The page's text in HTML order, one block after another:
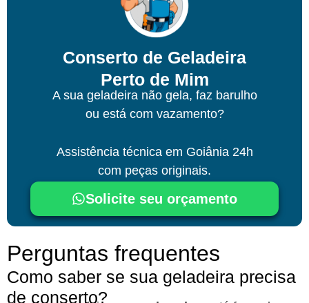
Conserto de Geladeira
Perto de Mim
A sua geladeira não gela, faz barulho
ou está com vazamento?
Assistência técnica em Goiânia24h
com peças originais.
Solicite seu orçamento
Perguntas frequentes
Como saber se sua geladeira precisa
de conserto?